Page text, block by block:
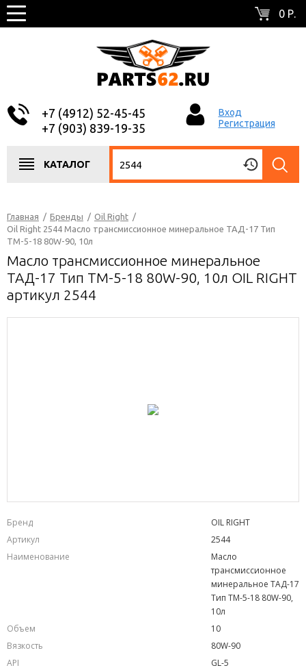
0 Р.
+7 (4912) 52-45-45
+7 (903) 839-19-35
Вход
Регистрация
КАТАЛОГ
Главная / Бренды / Oil Right /
Oil Right 2544 Масло трансмиссионное минеральное ТАД-17 Тип
ТМ-5-18 80W-90, 10л
Масло трансмиссионное минеральное
ТАД-17 Тип ТМ-5-18 80W-90, 10л OIL RIGHT
артикул 2544
Бренд
OIL RIGHT
Артикул
2544
Наименование
Масло
трансмиссионное
минеральное ТАД-17
Тип ТМ-5-18 80W-90,
10л
Объем
10
Вязкость
80W-90
API
GL-5